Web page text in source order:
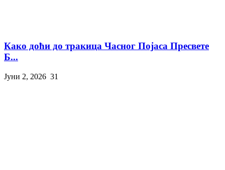
Како доћи до тракица Часног Појаса Пресвете
Б...
Јуни 2, 2026 31